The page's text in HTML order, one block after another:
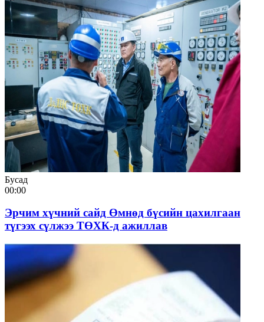
Бусад
00:00
Эрчим хүчний сайд Өмнөд бүсийн цахилгаан
түгээх сүлжээ ТӨХК-д ажиллав